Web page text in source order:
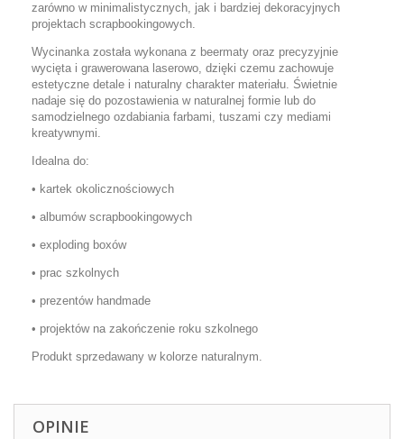
zarówno w minimalistycznych, jak i bardziej dekoracyjnych
projektach scrapbookingowych.
Wycinanka została wykonana z beermaty oraz precyzyjnie
wycięta i grawerowana laserowo, dzięki czemu zachowuje
estetyczne detale i naturalny charakter materiału. Świetnie
nadaje się do pozostawienia w naturalnej formie lub do
samodzielnego ozdabiania farbami, tuszami czy mediami
kreatywnymi.
Idealna do:
• kartek okolicznościowych
• albumów scrapbookingowych
• exploding boxów
• prac szkolnych
• prezentów handmade
• projektów na zakończenie roku szkolnego
Produkt sprzedawany w kolorze naturalnym.
OPINIE